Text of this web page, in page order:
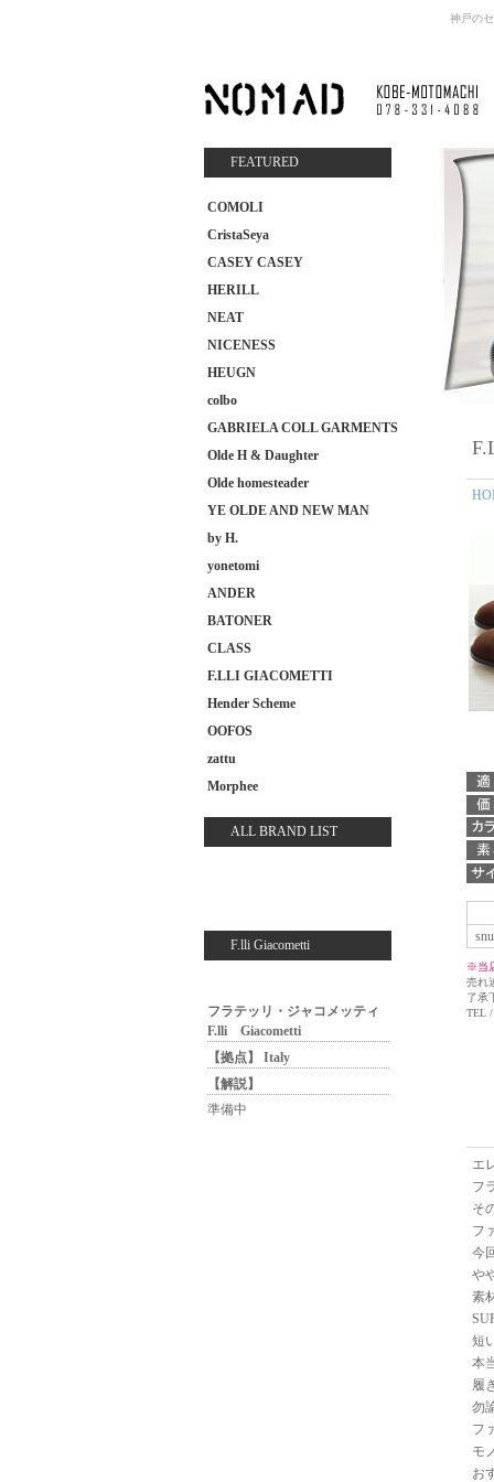
神戸の
FEATURED
COMOLI
CristaSeya
CASEY CASEY
HERILL
NEAT
NICENESS
HEUGN
colbo
GABRIELA COLL GARMENTS
Olde H & Daughter
Olde homesteader
YE OLDE AND NEW MAN
by H.
yonetomi
ANDER
BATONER
CLASS
F.LLI GIACOMETTI
Hender Scheme
OOFOS
zattu
Morphee
ALL BRAND LIST
F.lli Giacometti
フラテッリ・ジャコメッティ
F.lli Giacometti
【拠点】 Italy
【解説】
準備中
※当
売れ
了承
TEL /
エ
フ
そ
フ
今
や
素
短
本
履
勿
フ
モ
お